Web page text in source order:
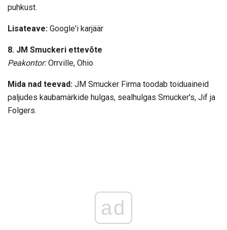
puhkust.
Lisateave: Google'i karjäär
8. JM Smuckeri ettevõte
Peakontor:Orrville, Ohio
Mida nad teevad: JM Smucker Firma toodab toiduaineid
paljudes kaubamärkide hulgas, sealhulgas Smucker's, Jif ja
Folgers.
ad